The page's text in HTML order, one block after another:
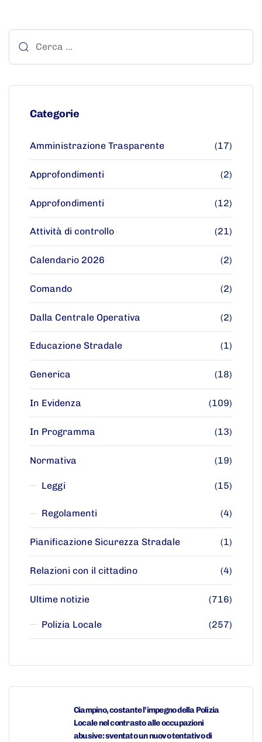
Categorie
Amministrazione Trasparente (17)
Approfondimenti (2)
Approfondimenti (12)
Attività di controllo (21)
Calendario 2026 (2)
Comando (2)
Dalla Centrale Operativa (2)
Educazione Stradale (1)
Generica (18)
In Evidenza (109)
In Programma (13)
Normativa (19)
Leggi (15)
Regolamenti (4)
Pianificazione Sicurezza Stradale (1)
Relazioni con il cittadino (4)
Ultime notizie (716)
Polizia Locale (257)
Ciampino, costante l’impegno della Polizia
Locale nel contrasto alle occupazioni
abusive: sventato un nuovo tentativo di